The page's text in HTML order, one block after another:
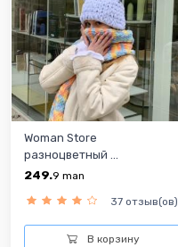
Woman Store
разноцветный ...
249.9 man
37 отзыв(ов)
В корзину